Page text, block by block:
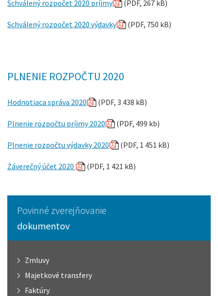
Schválený rozpočet 2020 príjmy (PDF, 267 kB)
Schválený rozpočet 2020 výdavky (PDF, 750 kB)
PLNENIE ROZPOČTU 2020
Hodnotiaca správa 2020 (PDF, 3 438 kB)
Plnenie rozpočtu príjmy 2020 (PDF, 499 kb)
Plnenie rozpočtu výdavky 2020 (PDF, 1 451 kB)
Záverečný účet 2020 (PDF, 1 421 kB)
Povinné zverejňovanie
dokumentov
Zmluvy
Majetkové transfery
Faktúry